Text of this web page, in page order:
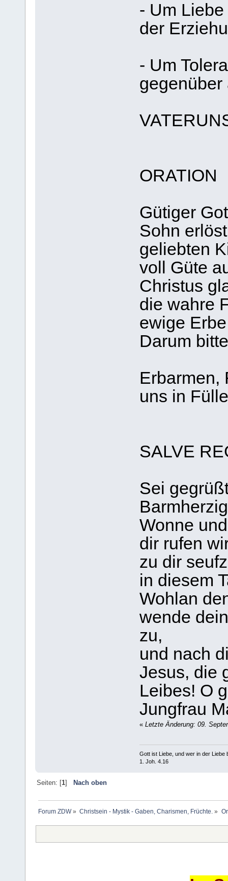
- Um
der
- Um
gegenüber
ORATION
Gütiger
Sohn
geliebten
voll Güte
Christus
die wahre
ewige
Darum
Erbarmen,
uns in
SALVE
Sei
Wonne
dir rufen
zu dir
in diesem
Wohlan
wende
zu,
und nach
Jesus, die
Leibes! O
Jungfrau
« Letzte Änderung: 09.
Gott ist Liebe, und wer in der Liebe
1. Joh. 4.16
Seiten: [1] Nach oben
Forum ZDW» Christsein - Mystik - Gaben, Charismen, Früchte. »